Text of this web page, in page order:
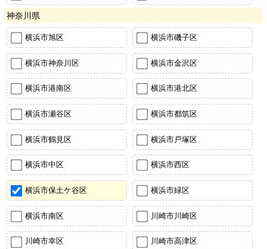
神奈川県
横浜市旭区 横浜市磯子区
横浜市神奈川区 横浜市金沢区
横浜市港南区 横浜市港北区
横浜市瀬谷区 横浜市都筑区
横浜市鶴見区 横浜市戸塚区
横浜市中区 横浜市西区
横浜市保土ケ谷区 横浜市緑区
横浜市南区 川崎市川崎区
川崎市幸区 川崎市高津区